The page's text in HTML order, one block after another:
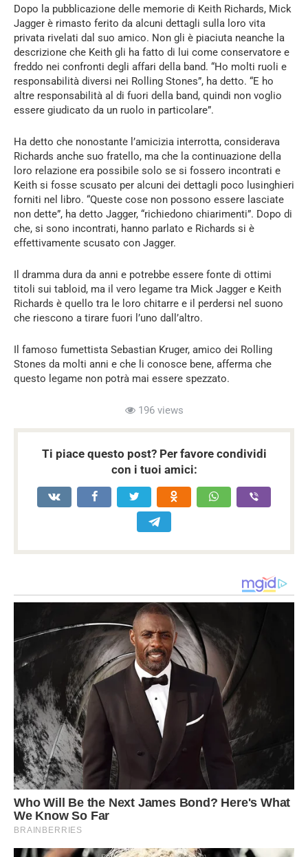
Dopo la pubblicazione delle memorie di Keith Richards, Mick
Jagger è rimasto ferito da alcuni dettagli sulla loro vita
privata rivelati dal suo amico. Non gli è piaciuta neanche la
descrizione che Keith gli ha fatto di lui come conservatore e
freddo nei confronti degli affari della band. “Ho molti ruoli e
responsabilità diversi nei Rolling Stones”, ha detto. “E ho
altre responsabilità al di fuori della band, quindi non voglio
essere giudicato da un ruolo in particolare”.
Ha detto che nonostante l’amicizia interrotta, considerava
Richards anche suo fratello, ma che la continuazione della
loro relazione era possibile solo se si fossero incontrati e
Keith si fosse scusato per alcuni dei dettagli poco lusinghieri
forniti nel libro. “Queste cose non possono essere lasciate
non dette”, ha detto Jagger, “richiedono chiarimenti”. Dopo di
che, si sono incontrati, hanno parlato e Richards si è
effettivamente scusato con Jagger.
Il dramma dura da anni e potrebbe essere fonte di ottimi
titoli sui tabloid, ma il vero legame tra Mick Jagger e Keith
Richards è quello tra le loro chitarre e il perdersi nel suono
che riescono a tirare fuori l’uno dall’altro.
Il famoso fumettista Sebastian Kruger, amico dei Rolling
Stones da molti anni e che li conosce bene, afferma che
questo legame non potrà mai essere spezzato.
196 views
Ti piace questo post? Per favore condividi
con i tuoi amici: